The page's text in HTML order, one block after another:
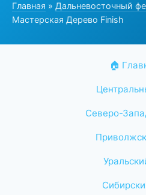
Главная » Дальневосточный
Мастерская Дерево Finish
🏠
Северо-